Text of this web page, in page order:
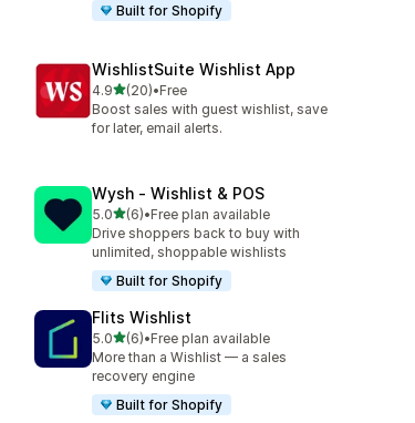
Built for Shopify
WishlistSuite Wishlist App
4.9滿分 5 顆星
(20)
共有 20 則評價
•Free
Boost sales with guest wishlist, save
for later, email alerts.
Wysh ‑ Wishlist & POS
5.0滿分 5 顆星
(6)
共有 6 則評價
•Free plan available
Drive shoppers back to buy with
unlimited, shoppable wishlists
Built for Shopify
Flits Wishlist
5.0滿分 5 顆星
(6)
共有 6 則評價
•Free plan available
More than a Wishlist — a sales
recovery engine
Built for Shopify